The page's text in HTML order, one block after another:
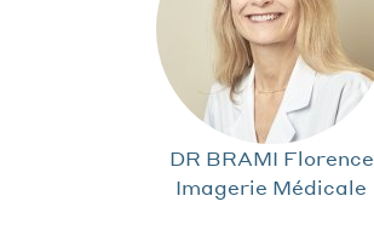
DR BRAMI Florence
Imagerie Médicale